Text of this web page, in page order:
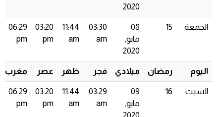
2020
الجمعة 15
08
مايو,
2020
03:30
am
11:44
am
03:20
pm
06:29
pm
اليوم رمضان ميلادي فجر ظهر عصر مغرب
السبت 16
09
مايو,
03:29
am
11:44
am
03:20
pm
06:29
pm